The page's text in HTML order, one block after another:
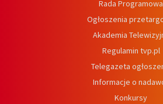
Rada Programowa
Ogłoszenia
Akademia
Regulamin tvp.pl
Telegazeta
Informacje o
Konkursy